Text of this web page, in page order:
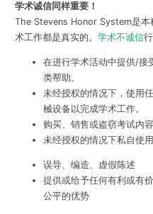
学术诚信同样重要！
The Stevens Honor System是本
术工作都是真实的。 学术不诚信
在进行学术活动中提供/接
类帮助。
未经授权的情况下，使用
械设备以完成学术工作。
购买、销售或盗窃考试内容
未经授权的情况下私自使
误导、编造、虚假陈述
提供或给予任何有利或有
公平的优势